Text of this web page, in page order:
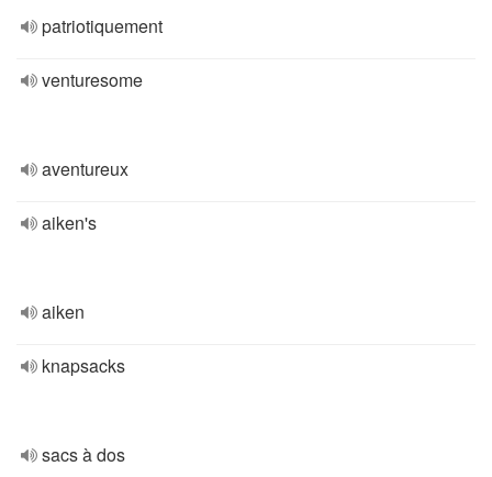
patriotiquement
venturesome
aventureux
aiken's
aiken
knapsacks
sacs à dos